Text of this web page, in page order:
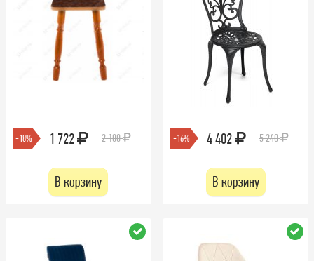
-18% 1 722 2 100
В корзину
-16% 4 402 5 240
В корзину